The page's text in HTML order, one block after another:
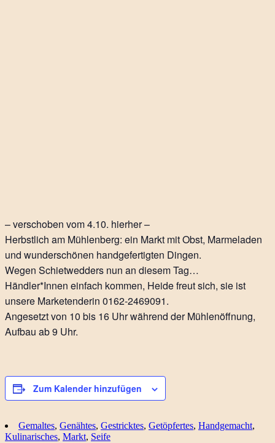
– verschoben vom 4.10. hierher –
Herbstlich am Mühlenberg: ein Markt mit Obst, Marmeladen
und wunderschönen handgefertigten Dingen.
Wegen Schietwedders nun an diesem Tag…
Händler*Innen einfach kommen, Heide freut sich, sie ist
unsere Marketenderin 0162-2469091.
Angesetzt von 10 bis 16 Uhr während der Mühlenöffnung,
Aufbau ab 9 Uhr.
Zum Kalender hinzufügen
Gemaltes, Genähtes, Gestricktes, Getöpfertes, Handgemacht,
Kulinarisches, Markt, Seife